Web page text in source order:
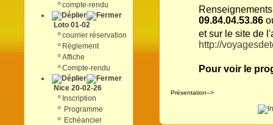
ºcompte-rendu
Loto 01-02
ºcourrier réservation
º Règlement
ºAffiche
ºCompte-rendu
Nice 20-02-26
º Inscription
º Programme
º Echéancier
09.84.04.53.86
et sur le site de
http://
Pour voir le
Présentation-->